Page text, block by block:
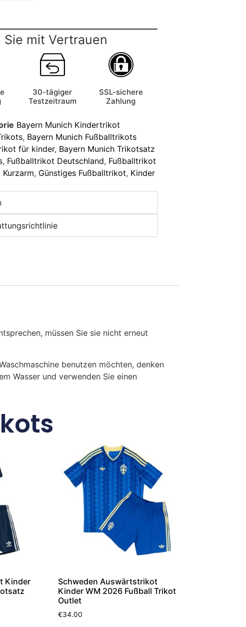
Sie mit Vertrauen
30-tägiger
Testzeitraum
SSL-sichere
Zahlung
Bayern Munich Kindertrikot
, Bayern Munich Fußballtrikots
für kinder, Bayern Munich Trikotsatz
, Fußballtrikot Deutschland, Fußballtrikot
, Günstiges Fußballtrikot, Kinder
müssen Sie sie nicht erneut
benutzen möchten, denken
Wasser und verwenden Sie einen
Kinder
Schweden Auswärtstrikot
Kinder WM 2026 Fußball Trikot
Outlet
€34.00